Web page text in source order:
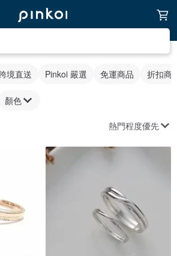
境直送 Pinkoi 嚴選 免運商品 折扣商
顏色
熱門程度優先